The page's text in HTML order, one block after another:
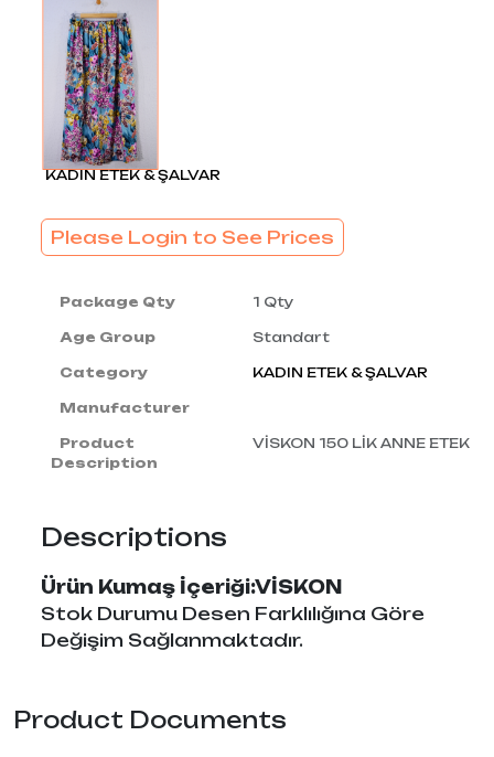
KADIN ETEK & ŞALVAR
Please Login to See Prices
Package Qty 1 Qty
Age Group Standart
Category KADIN ETEK & ŞALVAR
Manufacturer
Product
Description
VİSKON 150 LİK ANNE ETEK
Descriptions
Ürün Kumaş İçeriği:VİSKON
Stok Durumu Desen Farklılığına Göre
Değişim Sağlanmaktadır.
Product Documents